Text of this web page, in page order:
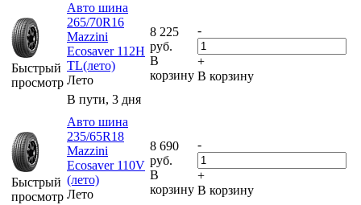
Быстрый
просмотр
Авто шина
265/70R16
Mazzini
Ecosaver 112H
TL(лето)
Лето
В пути, 3 дня
8 225
руб.
В
корзину
-
+
В корзину
Быстрый
просмотр
Авто шина
235/65R18
Mazzini
Ecosaver 110V
(лето)
Лето
8 690
руб.
В
корзину
-
+
В корзину